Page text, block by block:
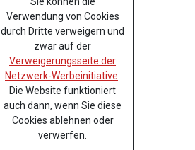
Verwendung von Cookies
durch Dritte verweigern und
zwar auf der
Verweigerungsseite der
Netzwerk-Werbeinitiative
Die Website funktioniert
auch dann, wenn Sie diese
Cookies ablehnen oder
verwerfen.